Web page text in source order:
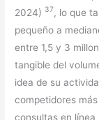
2024) 37 , lo que
pequeño a
entre 1,5 y 3
tangible del
idea de su
competidores
consultas en línea